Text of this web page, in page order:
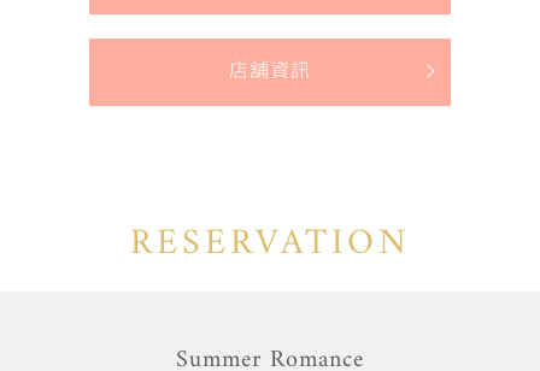
店舖資訊
RESERVATION
Summer Romance